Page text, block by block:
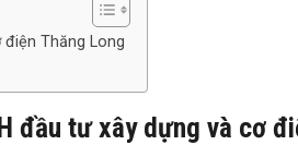
điện Thăng Long
đầu tư xây dựng và cơ